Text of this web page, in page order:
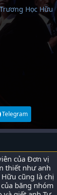
Trương Học Hữu
Telegram
của Đơn vị
thiết như anh
cũng là chị
băng nhóm